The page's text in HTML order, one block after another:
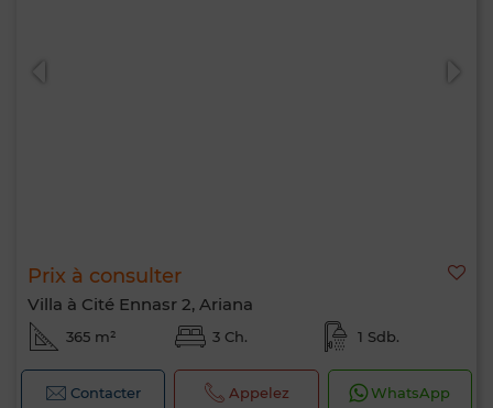
Prix à consulter
Villa à Cité Ennasr 2, Ariana
365 m² 3 Ch. 1 Sdb.
Contacter Appelez WhatsApp